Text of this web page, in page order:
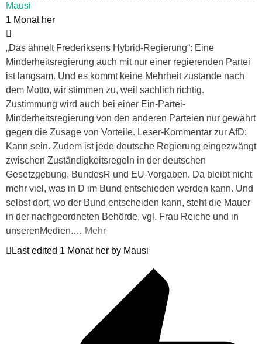
Mausi
1 Monat her
„Das ähnelt Frederiksens Hybrid-Regierung“: Eine
Minderheitsregierung auch mit nur einer regierenden Partei
ist langsam. Und es kommt keine Mehrheit zustande nach
dem Motto, wir stimmen zu, weil sachlich richtig.
Zustimmung wird auch bei einer Ein-Partei-
Minderheitsregierung von den anderen Parteien nur gewährt
gegen die Zusage von Vorteile. Leser-Kommentar zur AfD:
Kann sein. Zudem ist jede deutsche Regierung eingezwängt
zwischen Zuständigkeitsregeln in der deutschen
Gesetzgebung, BundesR und EU-Vorgaben. Da bleibt nicht
mehr viel, was in D im Bund entschieden werden kann. Und
selbst dort, wo der Bund entscheiden kann, steht die Mauer
in der nachgeordneten Behörde, vgl. Frau Reiche und in
unserenMedien.… Mehr
Last edited 1 Monat her by Mausi